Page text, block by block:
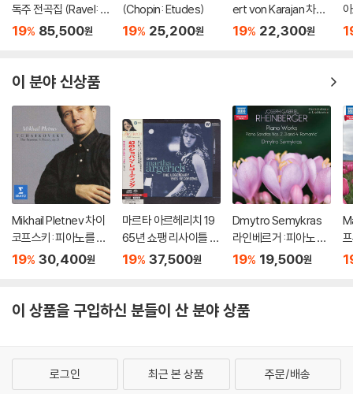
독주 전곡집 (Ravel: T
he Complete Solo Pi
19% 85,500원
(Chopin: Etudes)
19% 25,200원
ert von Karajan 차이
코프스키: 피아노 협주
o No.1)
19% 22,300원
이 분야 신상품
Mikhail Pletnev 차이
코프스키: 피아노를 위
한 6개의 소품과 사계
Op.21) [HQCD]
19% 30,400원
마르타 아르헤리치 19
65년 쇼팽 리사이틀 녹
음 (Martha Argerich
g) [SACD Hybrid]
19% 37,500원
Dmytro Semykras
라인베르거 :피아노 작
품 (Rheinberger: Pia
19% 19,500원
이 상품을 구입하신 분들이 산 분야 상품
로그인 최근 본 상품 주문/배송